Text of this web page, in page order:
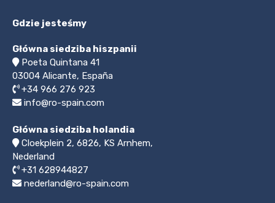
Gdzie jesteśmy
Główna siedziba hiszpanii
Poeta Quintana 41
03004 Alicante, España
+34 966 276 923
info@ro-spain.com
Główna siedziba holandia
Cloekplein 2, 6826, KS Arnhem,
Nederland
+31 628944827
nederland@ro-spain.com